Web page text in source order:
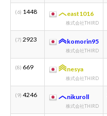
(6) 1448 east1016
株式会社THIRD
(7) 2923 komorin95
株式会社THIRD
(8) 669 nesya
株式会社THIRD
(9) 4246 nikuroll
株式会社THIRD